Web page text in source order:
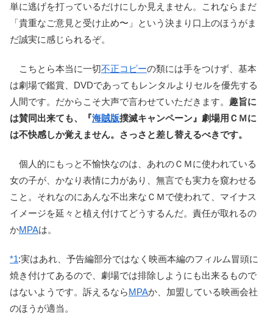
単に逃げを打っているだけにしか見えません。これならまだ
「貴重なご意見と受け止め〜」という決まり口上のほうがま
だ誠実に感じられるぞ。
こちとら本当に一切不正コピーの類には手をつけず、基本
は劇場で鑑賞、DVDであってもレンタルよりセルを優先する
人間です。だからこそ大声で言わせていただきます。 趣旨に
は賛同出来ても、『海賊版撲滅キャンペーン』劇場用ＣＭに
は不快感しか覚えません。さっさと差し替えるべきです。
個人的にもっと不愉快なのは、あれのＣＭに使われている
女の子が、かなり表情に力があり、無言でも実力を窺わせる
こと。それなのにあんな不出来なＣＭで使われて、マイナス
イメージを延々と植え付けてどうするんだ。責任が取れるの
かMPAは。
*1:実はあれ、予告編部分ではなく映画本編のフィルム冒頭に
焼き付けてあるので、劇場では排除しようにも出来るもので
はないようです。訴えるならMPAか、加盟している映画会社
のほうが適当。